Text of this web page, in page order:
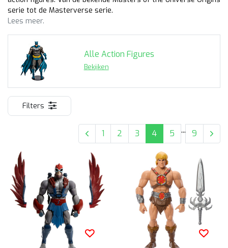
serie tot de Masterverse serie.
Lees meer.
Alle Action Figures
Bekijken
Filters
1 2 3 4 5 ... 9